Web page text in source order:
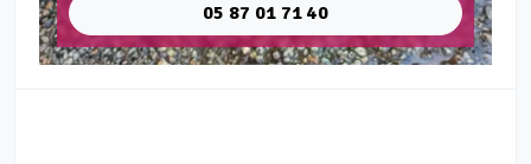
05 87 01 71 40